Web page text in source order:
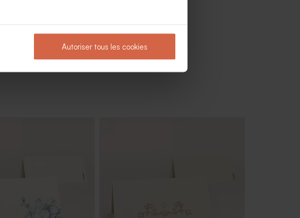
Autoriser tous les cookies